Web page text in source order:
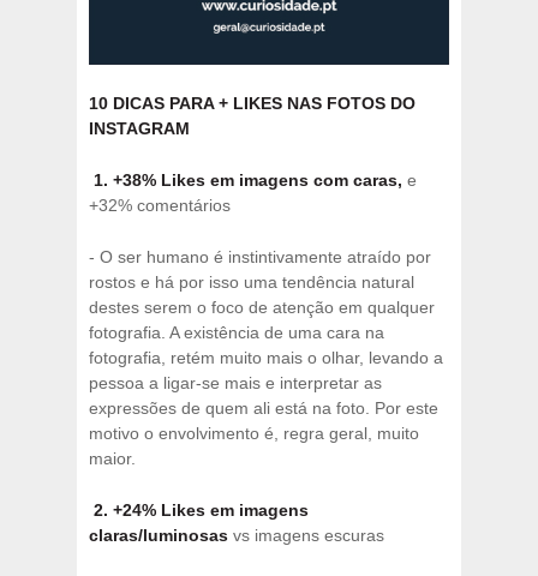
10 DICAS PARA + LIKES NAS FOTOS DO
INSTAGRAM
1. +38% Likes em imagens com caras, e
+32% comentários
- O ser humano é instintivamente atraído por
rostos e há por isso uma tendência natural
destes serem o foco de atenção em qualquer
fotografia. A existência de uma cara na
fotografia, retém muito mais o olhar, levando a
pessoa a ligar-se mais e interpretar as
expressões de quem ali está na foto. Por este
motivo o envolvimento é, regra geral, muito
maior.
2. +24% Likes em imagens
claras/luminosas vs imagens escuras